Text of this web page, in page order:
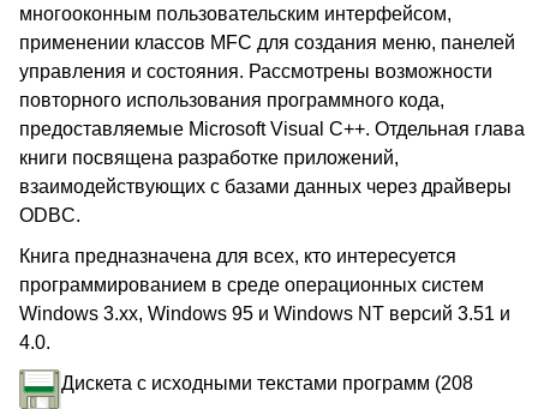
многооконным пользовательским интерфейсом,
применении классов MFC для создания меню, панелей
управления и состояния. Рассмотрены возможности
повторного использования программного кода,
предоставляемые Microsoft Visual C++. Отдельная глава
книги посвящена разработке приложений,
взаимодействующих с базами данных через драйверы
ODBC.
Книга предназначена для всех, кто интересуется
программированием в среде операционных систем
Windows 3.xx, Windows 95 и Windows NT версий 3.51 и
4.0.
Дискета с исходными текстами программ (208